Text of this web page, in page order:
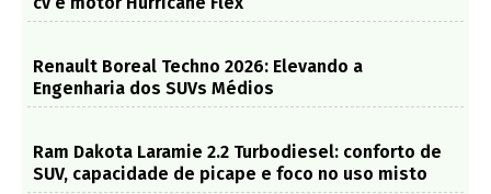
Renault Boreal Techno 2026: Elevando a
Engenharia dos SUVs Médios
Ram Dakota Laramie 2.2 Turbodiesel: conforto de
SUV, capacidade de picape e foco no uso misto